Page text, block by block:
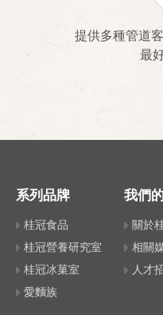
提供多種管道
最
系列品牌
桂冠食品
桂冠營養研究室
桂冠冰菓室
愛麵族
我們
關於
相關
人才